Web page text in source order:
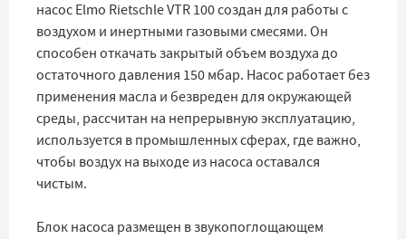
насос Elmo Rietschle VTR 100 создан для работы с
воздухом и инертными газовыми смесями. Он
способен откачать закрытый объем воздуха до
остаточного давления 150 мбар. Насос работает без
применения масла и безвреден для окружающей
среды, рассчитан на непрерывную эксплуатацию,
используется в промышленных сферах, где важно,
чтобы воздух на выходе из насоса оставался
чистым.
Блок насоса размещен в звукопоглощающем